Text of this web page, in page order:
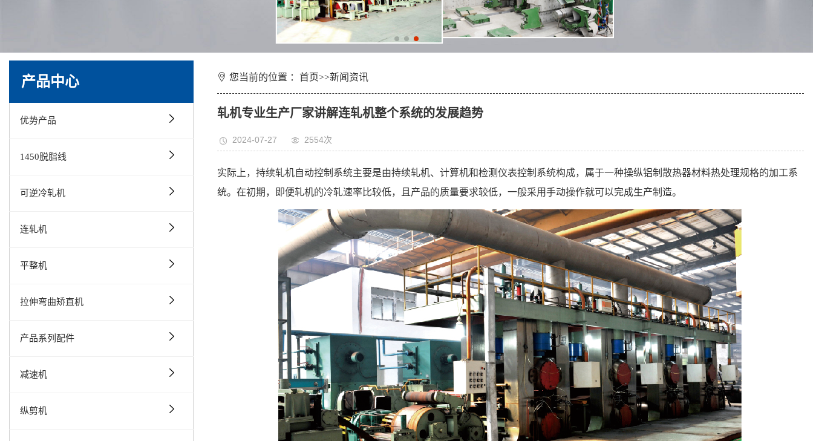
产品中心
优势产品
1450脱脂线
可逆冷轧机
连轧机
平整机
拉伸弯曲矫直机
产品系列配件
减速机
纵剪机
您当前的位置 ：首页>>新闻资讯
轧机专业生产厂家讲解连轧机整个系统的发展趋势
2024-07-27 2554次
实际上，持续轧机自动控制系统主要是由持续轧机、计算机和检测仪表控制系统构成，属于一种操纵铝制散热器材料热处理规格的加工系
统。在初期，即便轧机的冷轧速率比较低，且产品的质量要求较低，一般采用手动操作就可以完成生产制造。